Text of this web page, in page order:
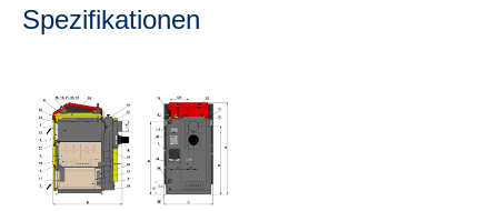
Spezifikationen